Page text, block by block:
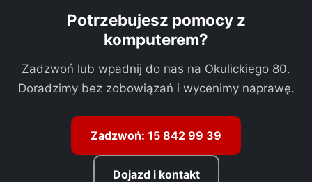
Potrzebujesz pomocy z
komputerem?
Zadzwoń lub wpadnij do nas na Okulickiego 80.
Doradzimy bez zobowiązań i wycenimy naprawę.
Zadzwoń: 15 842 99 39
Dojazd i kontakt